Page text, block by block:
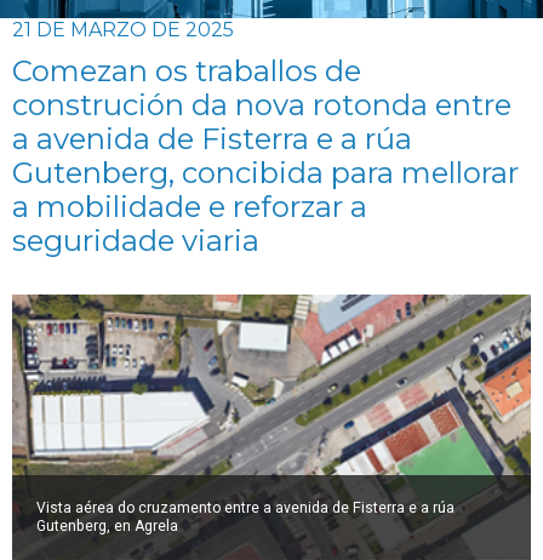
21 DE MARZO DE 2025
Comezan os traballos de
construción da nova rotonda entre
a avenida de Fisterra e a rúa
Gutenberg, concibida para mellorar
a mobilidade e reforzar a
seguridade viaria
Vista aérea do cruzamento entre a avenida de Fisterra e a rúa
Gutenberg, en Agrela